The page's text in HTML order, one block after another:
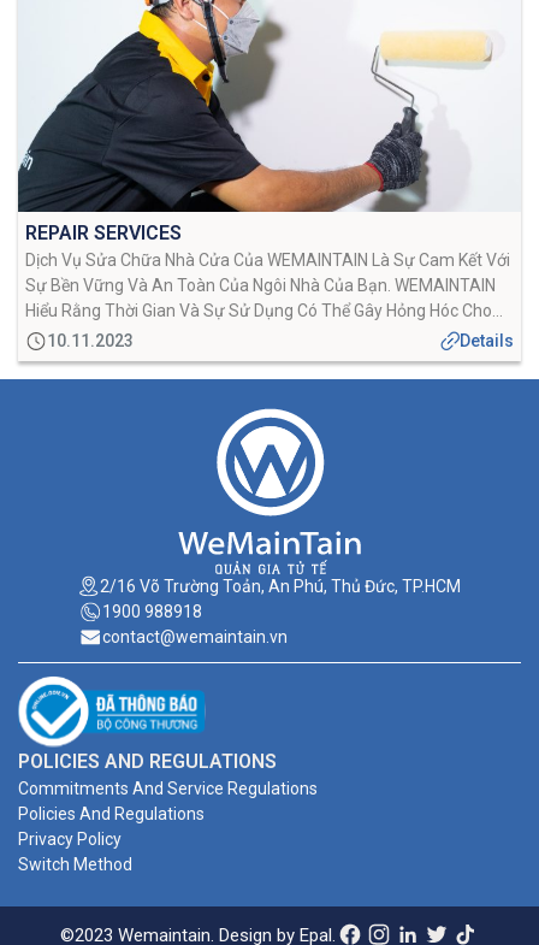
REPAIR SERVICES
Dịch Vụ Sửa Chữa Nhà Cửa Của WEMAINTAIN Là Sự Cam Kết Với
Sự Bền Vững Và An Toàn Của Ngôi Nhà Của Bạn. WEMAINTAIN
Hiểu Rằng Thời Gian Và Sự Sử Dụng Có Thể Gây Hỏng Hóc Cho
Ngôi Nhà Của Bạn, Và Đó Là Lý Do Tại Sao WEMAINTAIN Có
Mặt Để Cung Cấp […]
10.11.2023 Details
2/16 Võ Trường Toản, An Phú, Thủ Đức, TP.HCM
1900 988918
contact@wemaintain.vn
POLICIES AND REGULATIONS
Commitments And Service Regulations
Policies And Regulations
Privacy Policy
Switch Method
©2023 Wemaintain. Design by Epal.